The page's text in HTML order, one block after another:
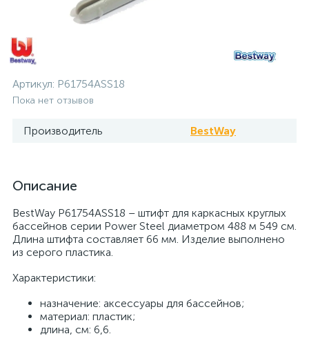
Артикул: P61754ASS18
Пока нет отзывов
Производитель BestWay
Описание
BestWay P61754ASS18 – штифт для каркасных круглых
бассейнов серии Power Steel диаметром 488 м 549 см.
Длина штифта составляет 66 мм. Изделие выполнено
из серого пластика.
Характеристики:
назначение: аксессуары для бассейнов;
материал: пластик;
длина, см: 6,6.